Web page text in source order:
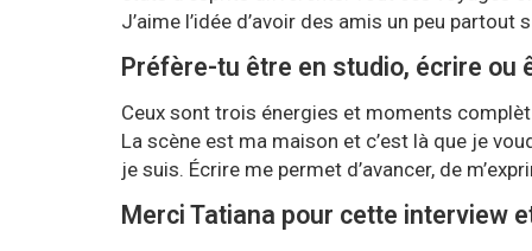
J’aime l’idée d’avoir des amis un peu partout
Préfère-tu être en studio, écrire ou
Ceux sont trois énergies et moments
La scène est ma maison et c’est là que je
je suis. Écrire me permet d’avancer, de
Merci Tatiana pour cette interview